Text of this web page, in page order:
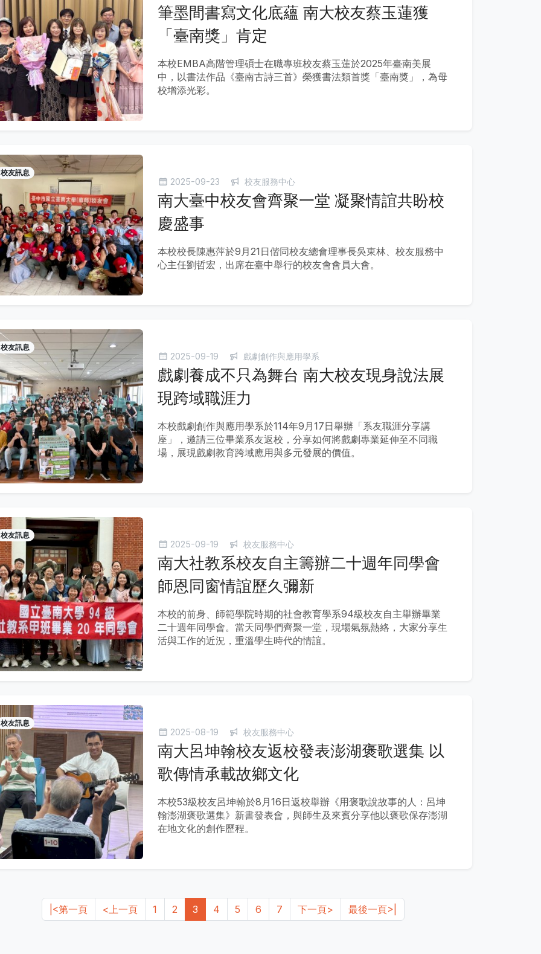
筆墨間書寫文化底蘊 南大校友蔡玉蓮獲
「臺南獎」肯定
本校EMBA高階管理碩士在職專班校友蔡玉蓮於2025年臺南美展
中，以書法作品《臺南古詩三首》榮獲書法類首獎「臺南獎」，為母
校增添光彩。
校友訊息
2025-09-23 校友服務中心
南大臺中校友會齊聚一堂 凝聚情誼共盼校
慶盛事
本校校長陳惠萍於9月21日偕同校友總會理事長吳東林、校友服務中
心主任劉哲宏，出席在臺中舉行的校友會會員大會。
校友訊息
2025-09-19 戲劇創作與應用學系
戲劇養成不只為舞台 南大校友現身說法展
現跨域職涯力
本校戲劇創作與應用學系於114年9月17日舉辦「系友職涯分享講
座」，邀請三位畢業系友返校，分享如何將戲劇專業延伸至不同職
場，展現戲劇教育跨域應用與多元發展的價值。
校友訊息
2025-09-19 校友服務中心
南大社教系校友自主籌辦二十週年同學會
師恩同窗情誼歷久彌新
本校的前身、師範學院時期的社會教育學系94級校友自主舉辦畢業
二十週年同學會。當天同學們齊聚一堂，現場氣氛熱絡，大家分享生
活與工作的近況，重溫學生時代的情誼。
校友訊息
2025-08-19 校友服務中心
南大呂坤翰校友返校發表澎湖褒歌選集 以
歌傳情承載故鄉文化
本校53級校友呂坤翰於8月16日返校舉辦《用褒歌說故事的人：呂坤
翰澎湖褒歌選集》新書發表會，與師生及來賓分享他以褒歌保存澎湖
在地文化的創作歷程。
|<第一頁 <上一頁 1 2 3 4 5 6 7 下一頁> 最後一頁>|